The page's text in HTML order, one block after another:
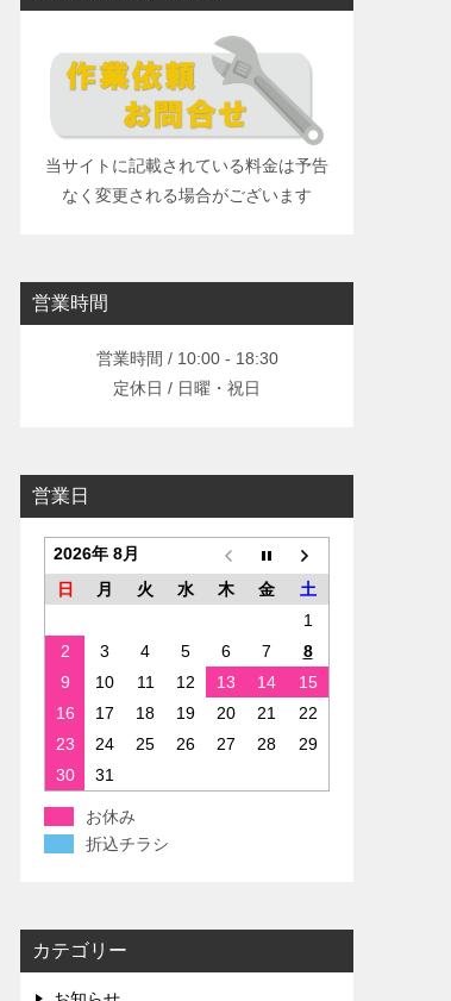
当サイトに記載されている料金は予告
なく変更される場合がございます
営業時間
営業時間 / 10:00 - 18:30
定休日 / 日曜・祝日
営業日
2026年 8月
日
月 火 水 木 金
土
1
2
3 4 5 6 7
8
9
10 11 12 13 14
15
16
17 18 19 20 21
22
23
24 25 26 27 28
29
30
31
お休み
折込チラシ
カテゴリー